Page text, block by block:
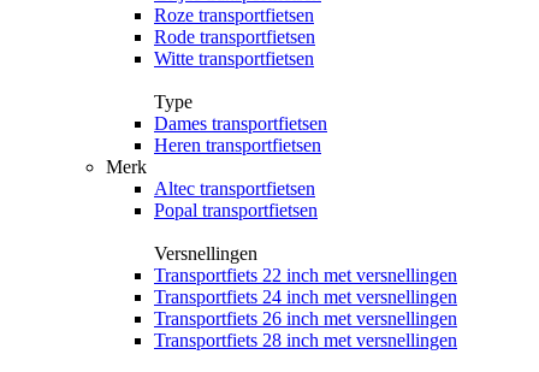
Roze transportfietsen
Rode transportfietsen
Witte transportfietsen
Type
Dames transportfietsen
Heren transportfietsen
Merk
Altec transportfietsen
Popal transportfietsen
Versnellingen
Transportfiets 22 inch met versnellingen
Transportfiets 24 inch met versnellingen
Transportfiets 26 inch met versnellingen
Transportfiets 28 inch met versnellingen